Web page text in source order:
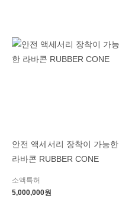
안전 액세서리 장착이 가능한
라바콘 RUBBER CONE
소액특허
5,000,000원